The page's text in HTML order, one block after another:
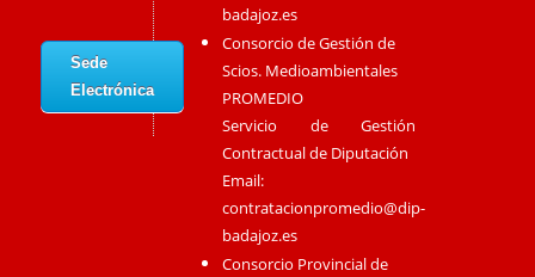
Sede
Electrónica
badajoz.es
Consorcio de Gestión de
Scios. Medioambientales
PROMEDIO
Servicio de Gestión
Contractual de Diputación
Email:
contratacionpromedio@dip-
badajoz.es
Consorcio Provincial de